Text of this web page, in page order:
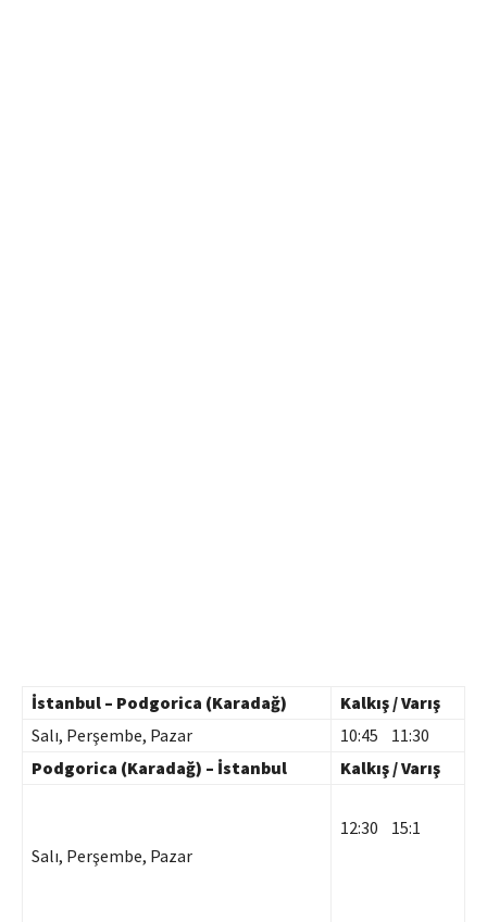
İstanbul – Podgorica (Karadağ)
Kalkış / Varış
Salı, Perşembe, Pazar
10:45 11:30
Podgorica (Karadağ) – İstanbul
Kalkış / Varış
Salı, Perşembe, Pazar
12:30 15:1